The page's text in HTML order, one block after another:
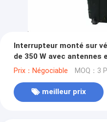
Interrupteur monté sur
de 350 W avec antennes
et portée de brouillage de
Prix：Négociable MOQ：3
meilleur prix